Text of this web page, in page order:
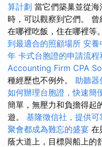
算計劃 當它們築巢並從
時，可以觀察到它們。 曾
在哪裡吃飯，住在哪裡等。
到最適合的照顧場所 安養
年 卡式台胞證的申請流程
Accounting Firm CPA
種經歷也不例外。 助聽器
如何辦理台胞證，快速簡
簡單，無壓力和負擔得起
遊。 基隆徵信社，提供可
聚會都成為難忘的盛宴 在
蔭大道上，目標與船上的